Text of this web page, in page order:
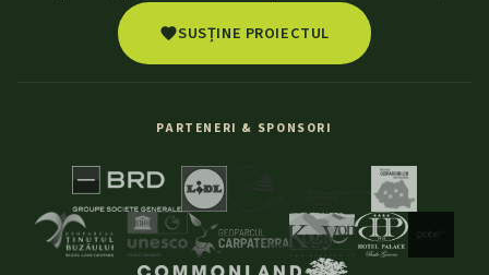
SUSȚINE PROIECTUL
PARTENERI & SPONSORI